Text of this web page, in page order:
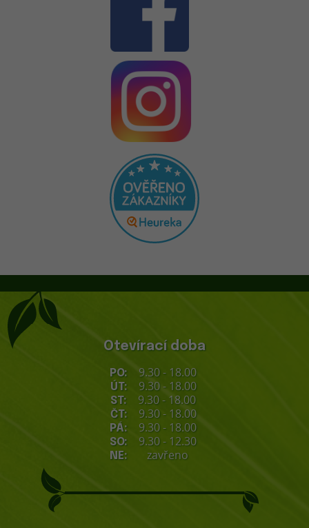
Otevírací doba
PO: 9.30 - 18.00
ÚT: 9.30 - 18.00
ST: 9.30 - 18.00
ČT: 9.30 - 18.00
PÁ: 9.30 - 18.00
SO: 9.30 - 12.30
NE: zavřeno